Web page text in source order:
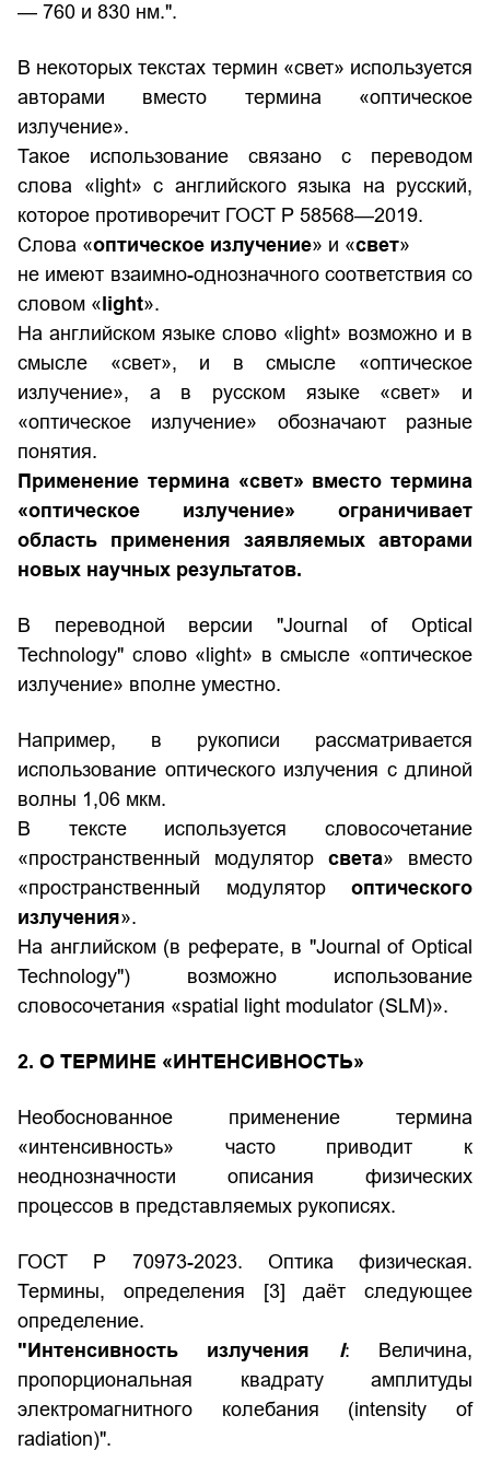
— 760 и 830 нм.".
В некоторых текстах термин «свет» используется
авторами вместо термина «оптическое
излучение».
Такое использование связано с переводом
слова «light» с английского языка на русский,
которое противоречит ГОСТ Р 58568—2019.
Слова «оптическое излучение» и «свет»
не имеют взаимно-однозначного соответствия со
словом « light».
На английском языке слово «light» возможно и в
смысле «свет», и в смысле «оптическое
излучение», а в русском языке «свет» и
«оптическое излучение» обозначают разные
понятия.
Применение термина «свет» вместо термина
«оптическое излучение» ограничивает
область применения заявляемых авторами
новых научных результатов.
В переводной версии "Journal of Optical
Technology" слово «light» в смысле «оптическое
излучение» вполне уместно.
Например, в рукописи рассматривается
использование оптического излучения с длиной
волны 1,06 мкм.
В тексте используется словосочетание
«пространственный модулятор света» вместо
«пространственный модулятор оптического
излучения».
На английском (в реферате, в "Journal of Optical
Technology") возможно использование
словосочетания «spatial light modulator (SLM)».
2. О ТЕРМИНЕ «ИНТЕНСИВНОСТЬ»
Необоснованное применение термина
«интенсивность» часто приводит к
неоднозначности описания физических
процессов в представляемых рукописях.
ГОСТ Р 70973-2023. Оптика физическая.
Термины, определения [3] даёт следующее
определение.
"Интенсивность излучения
I: Величина,
пропорциональная квадрату амплитуды
электромагнитного колебания (intensity of
radiation)".